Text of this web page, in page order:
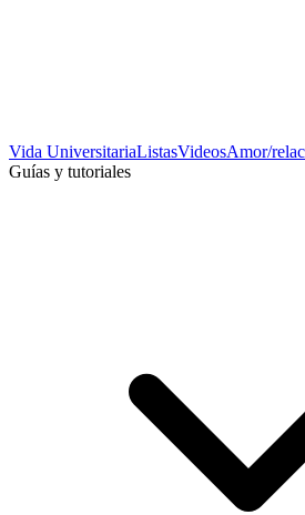
Vida UniversitariaListasVideosAmor/
Guías y tutoriales